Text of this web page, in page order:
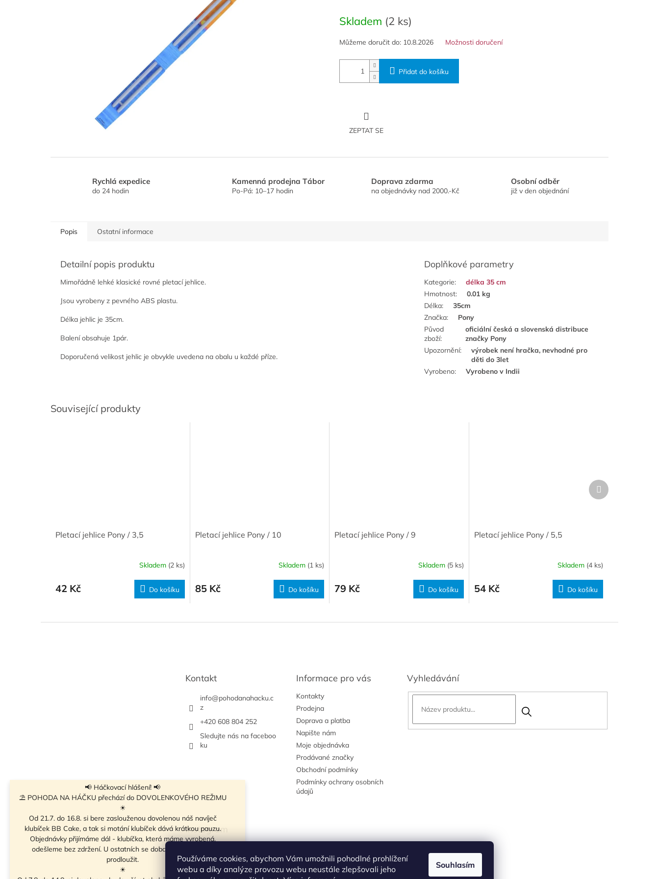
Používáme cookies, abychom Vám umožnili pohodlné prohlížení
webu a díky analýze provozu webu neustále zlepšovali jeho
Souhlasím
📢 Háčkovací hlášení! 📢
⛱ POHODA NA HÁČKU přechází do DOVOLENKOVÉHO REŽIMU
☀
Od 21.7. do 16.8. si bere zaslouženou dovolenou náš navíječ
klubíček BB Cake, a tak si motání klubíček dává krátkou pauzu.
Objednávky přijímáme dál - klubíčka, která máme vyrobená,
odešleme bez zdržení. U ostatních se doba odeslání může
prodloužit.
☀
cena:
Skladem (2 ks)
Můžeme doručit do: 10.8.2026 Možnosti doručení
Přidat do košíku
ZEPTAT SE
Rychlá expedice
do 24 hodin
Kamenná prodejna Tábor
Po-Pá: 10–17 hodin
Doprava zdarma
na objednávky nad 2000.-Kč
Osobní odběr
již v den objednání
Související produkty
Pletací jehlice Pony / 3,5
Skladem (2 ks)
42 Kč Do košíku
Pletací jehlice Pony / 10
Skladem (1 ks)
85 Kč Do košíku
Pletací jehlice Pony / 9
Skladem (5 ks)
79 Kč Do košíku
Pletací jehlice Pony / 5,5
Skladem (4 ks)
54 Kč Do košíku
Další
produkt
Popis Ostatní informace
Detailní popis produktu
Mimořádně lehké klasické rovné pletací jehlice.
Jsou vyrobeny z pevného ABS plastu.
Délka jehlic je 35cm.
Balení obsahuje 1pár.
Doporučená velikost jehlic je obvykle uvedena na obalu u každé příze.
Doplňkové parametry
Kategorie:
délka 35 cm
Hmotnost:
0.01 kg
Délka:
35cm
Značka:
Pony
Původ
zboží:
oficiální česká a slovenská distribuce
značky Pony
Upozornění:
výrobek není hračka, nevhodné pro
děti do 3let
Vyrobeno: Vyrobeno v Indii
Kontakt
info@pohodanahacku.c
z
+420 608 804 252
Sledujte nás na faceboo
ku
Informace pro vás
Kontakty
Prodejna
Doprava a platba
Napište nám
Moje objednávka
Prodávané značky
Obchodní podmínky
Podmínky ochrany osobních
údajů
Vyhledávání
Instagram